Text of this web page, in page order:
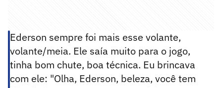
Ederson sempre foi mais esse volante,
volante/meia. Ele saía muito para o jogo,
tinha bom chute, boa técnica. Eu brincava
com ele: "Olha, Ederson, beleza, você tem